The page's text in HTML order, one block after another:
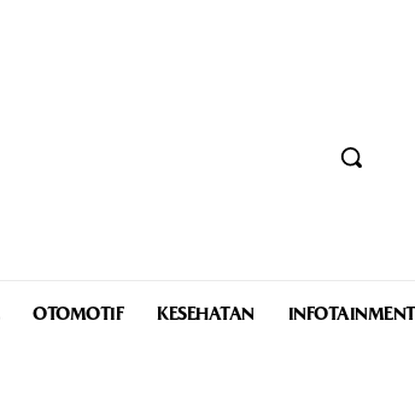
OTOMOTIF KESEHATAN INFOTAINMENT